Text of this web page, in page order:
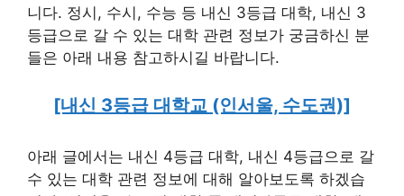
니다. 정시, 수시, 수능 등 내신 3등급 대학, 내신 3
등급으로 갈 수 있는 대학 관련 정보가 궁금하신 분
들은 아래 내용 참고하시길 바랍니다.
[내신 3등급 대학교 (인서울, 수도권)]
아래 글에서는 내신 4등급 대학, 내신 4등급으로 갈
수 있는 대학 관련 정보에 대해 알아보도록 하겠습